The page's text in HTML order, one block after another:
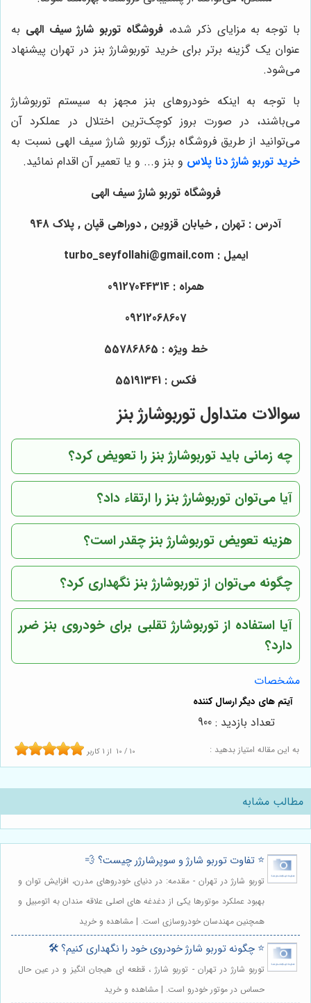
با توجه به مزایای ذکر شده، فروشگاه توربو شارژ سیف الهی به
عنوان یک گزینه برتر برای خرید توربوشارژ بنز در تهران پیشنهاد
می‌شود.
با توجه به اینکه خودروهای بنز مجهز به سیستم توربوشارژ
می‌باشند، در صورت بروز کوچک‌ترین اختلال در عملکرد آن
می‌توانید از طریق فروشگاه بزرگ توربو شارژ سیف الهی نسبت به
خرید توربو شارژ دنا پلاس و بنز و... و یا تعمیر آن اقدام نمائید.
فروشگاه توربو شارژ سیف الهی
آدرس : تهران , خیابان قزوین , دوراهی قپان , پلاک 948
ایمیل : turbo_seyfollahi@gmail.com
همراه : 09127044314
09212068607
خط ویژه : 55786865
فکس : 55191341
سوالات متداول توربوشارژ بنز
چه زمانی باید توربوشارژ بنز را تعویض کرد؟
آیا می‌توان توربوشارژ بنز را ارتقاء داد؟
هزینه تعویض توربوشارژ بنز چقدر است؟
چگونه می‌توان از توربوشارژ بنز نگهداری کرد؟
آیا استفاده از توربوشارژ تقلبی برای خودروی بنز ضرر
دارد؟
مشخصات
به این مقاله امتیاز بدهید : 10 / 10 از 1 کاربر
تعداد بازدید : 900
مطالب مشابه
⭐️ تفاوت توربو شارژ و سوپرشارژر چیست؟ 💨
توربو شارژ در تهران - مقدمه: در دنیای خودروهای مدرن، افزایش توان و
بهبود عملکرد موتورها یکی از دغدغه های اصلی علاقه مندان به اتومبیل و
همچنین مهندسان خودروسازی است. | مشاهده و خرید
⭐️ چگونه توربو شارژ خودروی خود را نگهداری کنیم؟ 🛠️
توربو شارژ در تهران - توربو شارژ ، قطعه ای هیجان انگیز و در عین حال
حساس در موتور خودرو است. | مشاهده و خرید